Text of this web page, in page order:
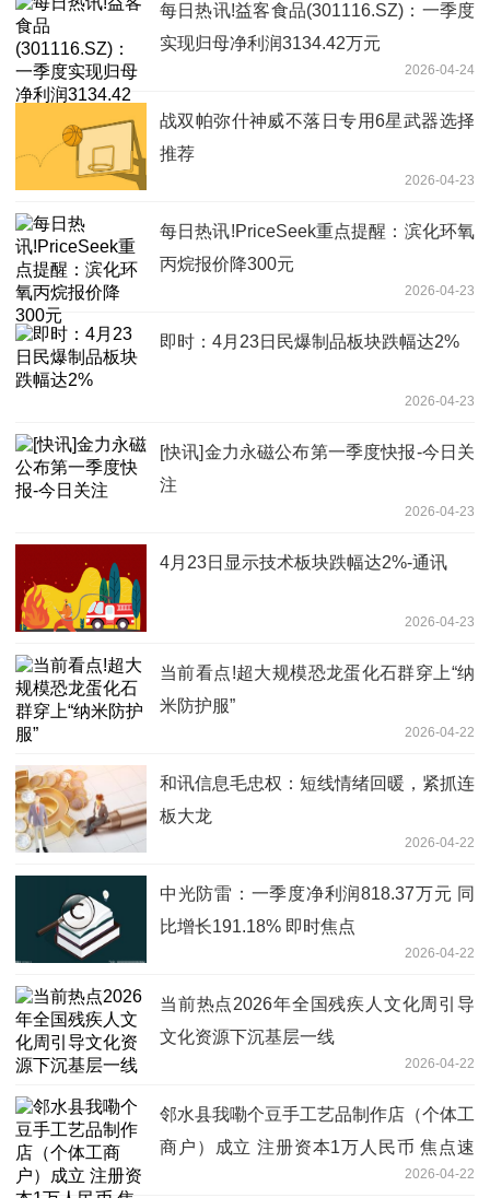
每日热讯!益客食品(301116.SZ)：一季度
实现归母净利润3134.42万元
2026-04-24
战双帕弥什神威不落日专用6星武器选择
推荐
2026-04-23
每日热讯!PriceSeek重点提醒：滨化环氧
丙烷报价降300元
2026-04-23
即时：4月23日民爆制品板块跌幅达2%
2026-04-23
[快讯]金力永磁公布第一季度快报-今日关
注
2026-04-23
4月23日显示技术板块跌幅达2%-通讯
2026-04-23
当前看点!超大规模恐龙蛋化石群穿上“纳
米防护服”
2026-04-22
和讯信息毛忠权：短线情绪回暖，紧抓连
板大龙
2026-04-22
中光防雷：一季度净利润818.37万元 同
比增长191.18% 即时焦点
2026-04-22
当前热点2026年全国残疾人文化周引导
文化资源下沉基层一线
2026-04-22
邻水县我嘞个豆手工艺品制作店（个体工
商户）成立 注册资本1万人民币 焦点速
2026-04-22